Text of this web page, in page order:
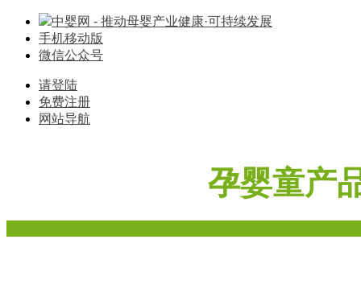
中婴网 - 推动母婴产业健康·可持续发展
手机移动版
微信公众号
请登陆
免费注册
网站导航
孕婴童产